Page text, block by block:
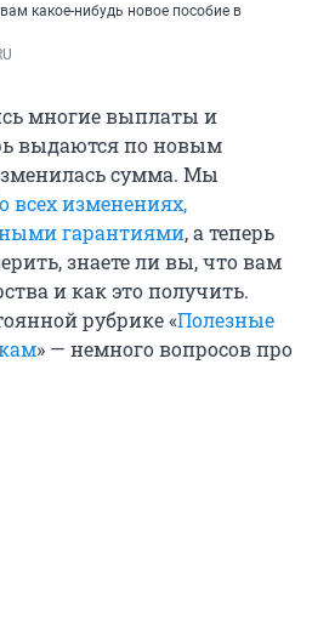
какое-нибудь новое пособие в
многие выплаты и
выдаются по новым
сумма. Мы
всех изменениях,
гарантиями, а теперь
знаете ли вы, что вам
и как это получить.
рубрике «Полезные
» — немного вопросов про